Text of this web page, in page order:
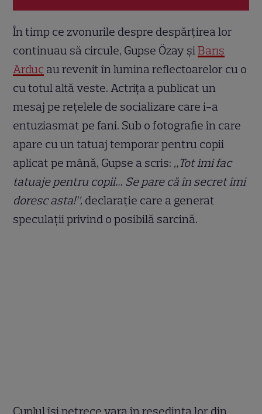
În timp ce zvonurile despre despărțirea lor
continuau să circule, Gupse Özay șiBarış
Arduç au revenit în lumina reflectoarelor cu o
cu totul altă veste. Actrița a publicat un
mesaj pe rețelele de socializare care i-a
entuziasmat pe fani. Sub o fotografie în care
apare cu un tatuaj temporar pentru copii
aplicat pe mână, Gupse a scris: „Tot îmi fac
tatuaje pentru copii… Se pare că în secret îmi
doresc asta!”, declarație care a generat
speculații privind o posibilă sarcină.
Cuplul își petrece vara în reședința lor din